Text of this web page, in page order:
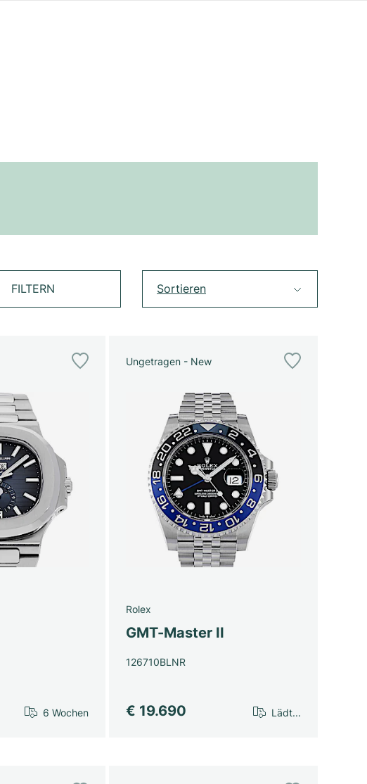
FILTERN Sortieren
6 Wochen
Ungetragen - New
Rolex
GMT-Master II
126710BLNR
€ 19.690 Lädt...